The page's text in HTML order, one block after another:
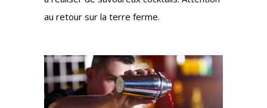
au retour sur la terre ferme.